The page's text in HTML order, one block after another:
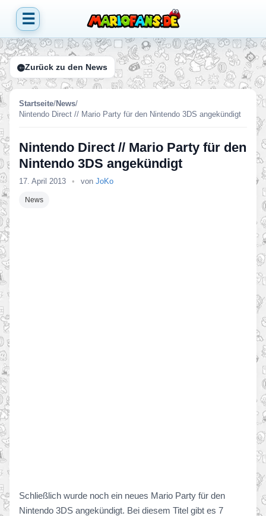
☰
Zurück zu den News
Startseite/News/
Nintendo Direct // Mario Party für den Nintendo 3DS angekündigt
Nintendo Direct // Mario Party für den
Nintendo 3DS angekündigt
17. April 2013 • von JoKo
News
Schließlich wurde noch ein neues Mario Party für den
Nintendo 3DS angekündigt. Bei diesem Titel gibt es 7